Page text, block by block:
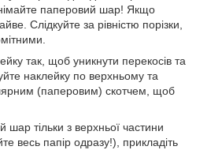
паперовий шар! Якщо
Слідкуйте за рівністю порізки,
так, щоб уникнути перекосів та
наклейку по верхньому та
(паперовим) скотчем, щоб
шар тільки з верхньої частини
весь папір одразу!), прикладіть